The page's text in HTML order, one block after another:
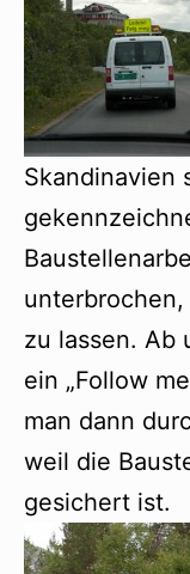
Skandinavien
zu lassen. Ab
ein „Follow
man dann
weil die
gesichert ist.